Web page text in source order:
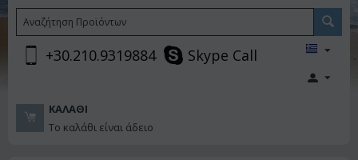
+30.210.9319884 Skype Call
ΚΑΛΆΘΙ
Το καλάθι είναι άδειο